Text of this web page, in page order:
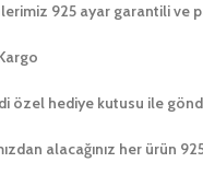
925 ayar garantili ve
özel hediye kutusu ile
alacağınız her ürün